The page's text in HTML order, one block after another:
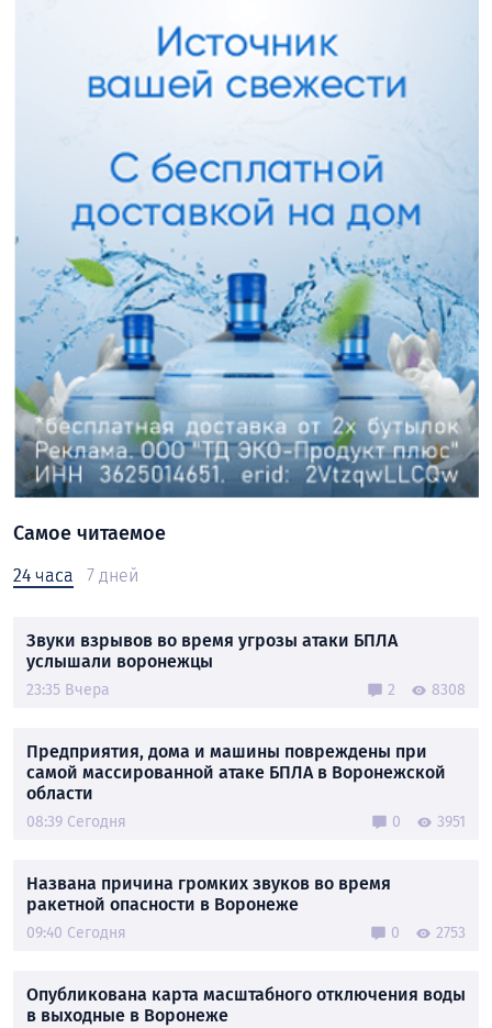
Самое читаемое
24 часа 7 дней
Звуки взрывов во время угрозы атаки БПЛА
услышали воронежцы
23:35 Вчера 2 8308
Предприятия, дома и машины повреждены при
самой массированной атаке БПЛА в Воронежской
области
08:39 Сегодня 0 3951
Названа причина громких звуков во время
ракетной опасности в Воронеже
09:40 Сегодня 0 2753
Опубликована карта масштабного отключения воды
в выходные в Воронеже